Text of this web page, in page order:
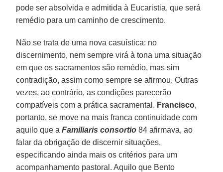
pode ser absolvida e admitida à Eucaristia, que será
remédio para um caminho de crescimento.
Não se trata de uma nova casuística: no
discernimento, nem sempre virá à tona uma situação
em que os sacramentos são remédio, mas sim
contradição, assim como sempre se afirmou. Outras
vezes, ao contrário, as condições parecerão
compatíveis com a prática sacramental. Francisco,
portanto, se move na mais franca continuidade com
aquilo que aFamiliaris consortio 84 afirmava, ao
falar da obrigação de discernir situações,
especificando ainda mais os critérios para um
acompanhamento pastoral. Aquilo que Bento